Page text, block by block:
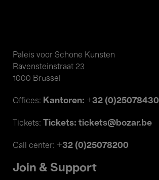
Paleis voor Schone Kunsten
Ravensteinstraat 23
1000 Brussel
Offices: Kantoren: +32 (0)25078430
Tickets: Tickets: tickets@bozar.be
Call center: +32 (0)25078200
Join & Support